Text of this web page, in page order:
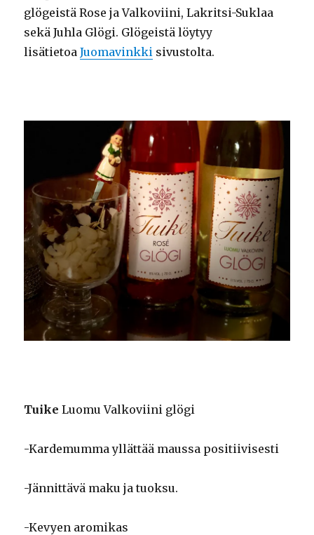
glögeistä Rose ja Valkoviini, Lakritsi-Suklaa
sekä Juhla Glögi. Glögeistä löytyy
lisätietoaJuomavinkki sivustolta.
Tuike Luomu Valkoviini glögi
-Kardemumma yllättää maussa positiivisesti
-Jännittävä maku ja tuoksu.
-Kevyen aromikas